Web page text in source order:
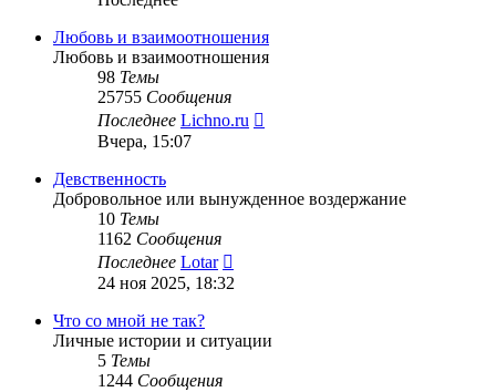
Любовь и взаимоотношения
Любовь и взаимоотношения
98 Темы
25755 Сообщения
Последнее Lichno.ru
Вчера, 15:07
Девственность
Добровольное или вынужденное воздержание
10 Темы
1162 Сообщения
Последнее Lotar
к
24 ноя 2025, 18:32
Что со мной не так?
Личные истории и ситуации
5 Темы
1244 Сообщения